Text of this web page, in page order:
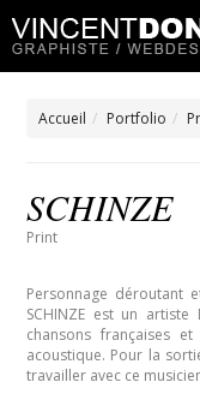
Accueil Portfolio
SCHINZE
Print
Personnage déroutant
SCHINZE est un
chansons françaises
acoustique. Pour la
travailler avec ce